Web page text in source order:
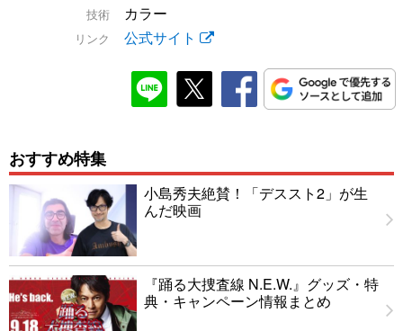
技術 カラー
リンク 公式サイト
おすすめ特集
小島秀夫絶賛！「デススト2」が生
んだ映画
『踊る大捜査線 N.E.W.』グッズ・特
典・キャンペーン情報まとめ